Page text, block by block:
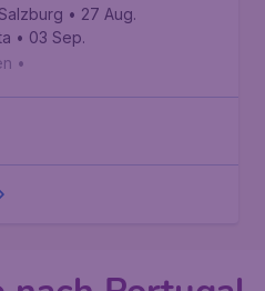
• 27 Aug.
• 03 Sep.
•